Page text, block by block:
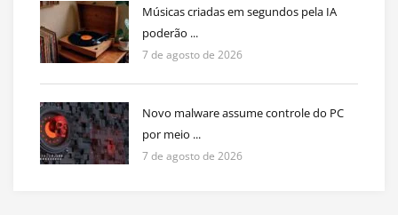
Músicas criadas em segundos pela IA
poderão ...
7 de agosto de 2026
Novo malware assume controle do PC
por meio ...
7 de agosto de 2026